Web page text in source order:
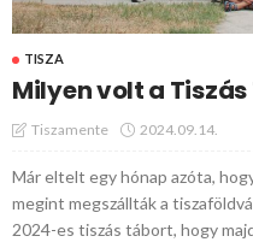
TISZA
Milyen volt a
Tiszamente 2024.09.14.
Már eltelt egy hónap azóta,
megint megszállták a
2024-es tiszás tábort, hogy